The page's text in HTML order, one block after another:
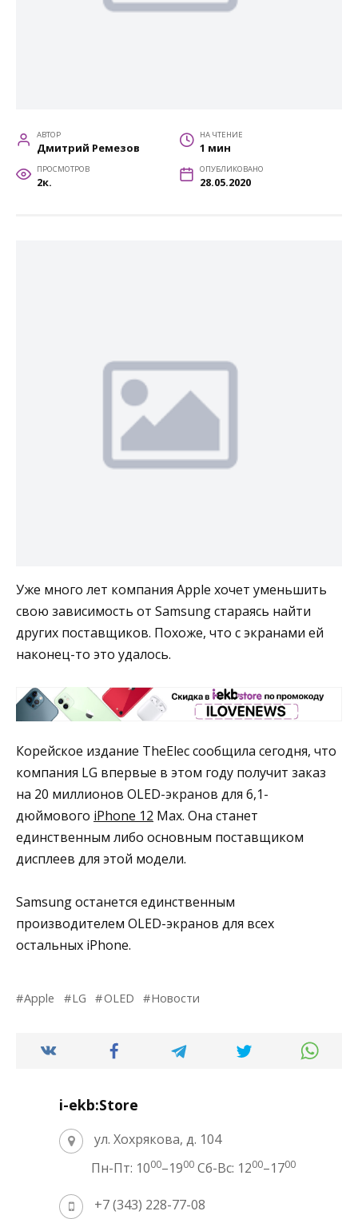
АВТОР
Дмитрий Ремезов
НА ЧТЕНИЕ
1 мин
ПРОСМОТРОВ
2к.
ОПУБЛИКОВАНО
28.05.2020
Уже много лет компания Apple хочет уменьшить
свою зависимость от Samsung стараясь найти
других поставщиков. Похоже, что с экранами ей
наконец-то это удалось.
Корейское издание TheElec сообщила сегодня, что
компания LG впервые в этом году получит заказ
на 20 миллионов OLED-экранов для 6,1-
дюймового iPhone 12 Max. Она станет
единственным либо основным поставщиком
дисплеев для этой модели.
Samsung останется единственным
производителем OLED-экранов для всех
остальных iPhone.
Apple LG OLED Новости
i-ekb:Store
ул. Хохрякова, д. 104
Пн-Пт: 1000–1900 Сб-Вс: 1200–1700
+7 (343) 228-77-08